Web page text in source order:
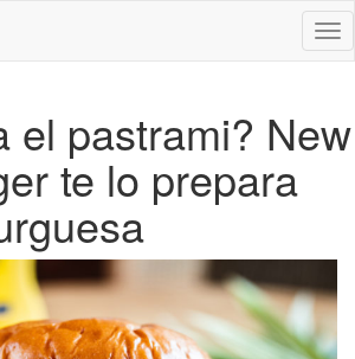
el pastrami? New
te lo prepara